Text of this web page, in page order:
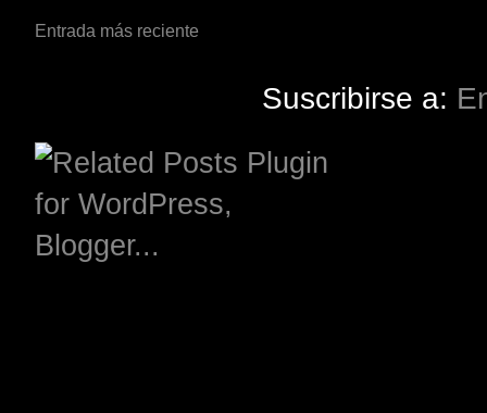
Entrada más reciente
Suscribirse a: